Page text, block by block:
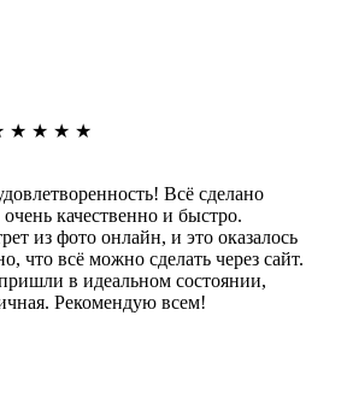
★ ★ ★ ★
Всё сделано
качественно и быстро.
из фото онлайн, и это оказалось
что всё можно сделать через сайт.
в идеальном состоянии,
Рекомендую всем!